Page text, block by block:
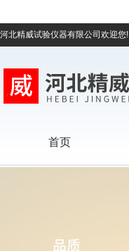
河北精威试验仪器有限公司欢迎您!
首页